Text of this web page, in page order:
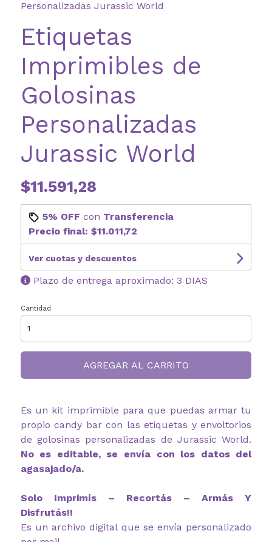
Personalizadas Jurassic World
Etiquetas
Imprimibles de
Golosinas
Personalizadas
Jurassic World
$11.591,28
5% OFF con Transferencia
Precio final: $11.011,72
Ver cuotas y descuentos
Plazo de entrega aproximado: 3 DIAS
Cantidad
AGREGAR AL CARRITO
Es un kit imprimible para que puedas armar tu
propio candy bar con las etiquetas y envoltorios
de golosinas personalizadas de Jurassic World.
No es editable, se envía con los datos del
agasajado/a.
Solo Imprimís – Recortás – Armás Y
Disfrutás!!
Es un archivo digital que se envía personalizado